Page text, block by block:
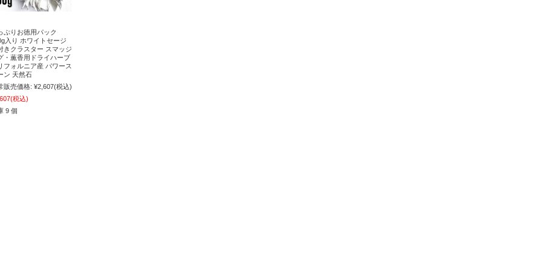
ぷりお徳用パック
入り ホワイトセージ
きクラスター スマッジ
・薫香用ドライハーブ
フォルニア産 パワース
ン 天然石
販売価格: ¥2,607(税込)
(税込)
9 個